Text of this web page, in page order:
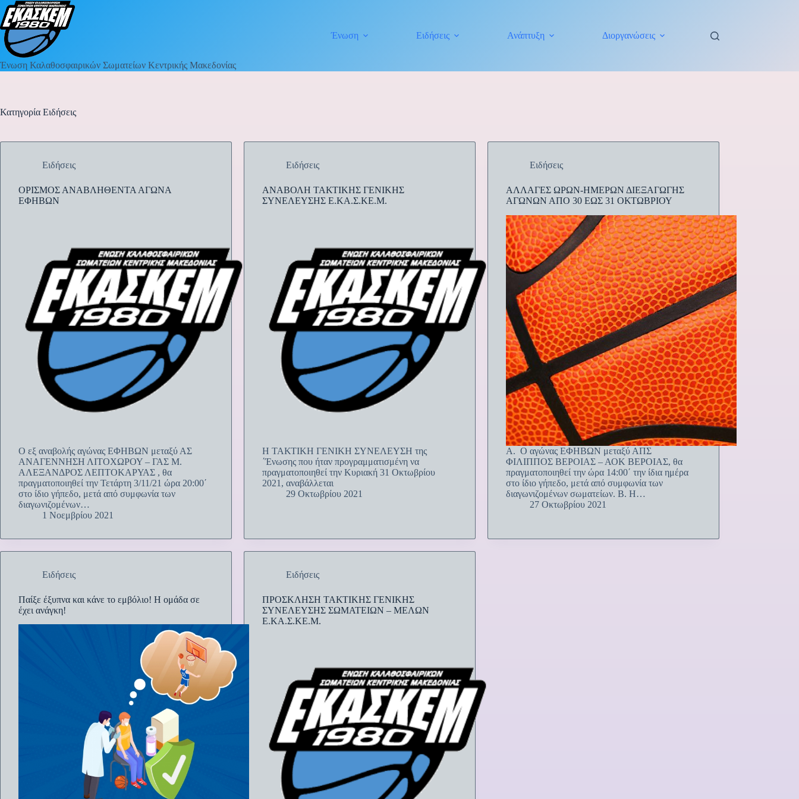
Ένωση Καλαθοσφαιρικών Σωματείων Κεντρικής Μακεδονίας
Ένωση Ειδήσεις Ανάπτυξη Διοργανώσεις
Κατηγορία Ειδήσεις
Ειδήσεις
ΟΡΙΣΜΟΣ ΑΝΑΒΛΗΘΕΝΤΑ ΑΓΩΝΑ
ΕΦΗΒΩΝ
Ο εξ αναβολής αγώνας ΕΦΗΒΩΝ μεταξύ ΑΣ
ΑΝΑΓΕΝΝΗΣΗ ΛΙΤΟΧΩΡΟΥ – ΓΑΣ Μ.
ΑΛΕΞΑΝΔΡΟΣ ΛΕΠΤΟΚΑΡΥΑΣ , θα
πραγματοποιηθεί την Τετάρτη 3/11/21 ώρα 20:00΄
στο ίδιο γήπεδο, μετά από συμφωνία των
διαγωνιζομένων…
1 Νοεμβρίου 2021
Ειδήσεις
ΑΝΑΒΟΛΗ ΤΑΚΤΙΚΗΣ ΓΕΝΙΚΗΣ
ΣΥΝΕΛΕΥΣΗΣ Ε.ΚΑ.Σ.ΚΕ.Μ.
Η ΤΑΚΤΙΚΗ ΓΕΝΙΚΗ ΣΥΝΕΛΕΥΣΗ της
΄Ένωσης που ήταν προγραμματισμένη να
πραγματοποιηθεί την Κυριακή 31 Οκτωβρίου
2021, αναβάλλεται
29 Οκτωβρίου 2021
Ειδήσεις
ΑΛΛΑΓΕΣ ΩΡΩΝ-ΗΜΕΡΩΝ ΔΙΕΞΑΓΩΓΗΣ
ΑΓΩΝΩΝ ΑΠΟ 30 ΕΩΣ 31 ΟΚΤΩΒΡΙΟΥ
Α. Ο αγώνας ΕΦΗΒΩΝ μεταξύ ΑΠΣ
ΦΙΛΙΠΠΟΣ ΒΕΡΟΙΑΣ – ΑΟΚ ΒΕΡΟΙΑΣ, θα
πραγματοποιηθεί την ώρα 14:00΄ την ίδια ημέρα
στο ίδιο γήπεδο, μετά από συμφωνία των
διαγωνιζομένων σωματείων. Β. Η…
27 Οκτωβρίου 2021
Ειδήσεις
Παίξε έξυπνα και κάνε το εμβόλιο! Η ομάδα σε
έχει ανάγκη!
Ειδήσεις
ΠΡΟΣΚΛΗΣΗ ΤΑΚΤΙΚΗΣ ΓΕΝΙΚΗΣ
ΣΥΝΕΛΕΥΣΗΣ ΣΩΜΑΤΕΙΩΝ – ΜΕΛΩΝ
Ε.ΚΑ.Σ.ΚΕ.Μ.